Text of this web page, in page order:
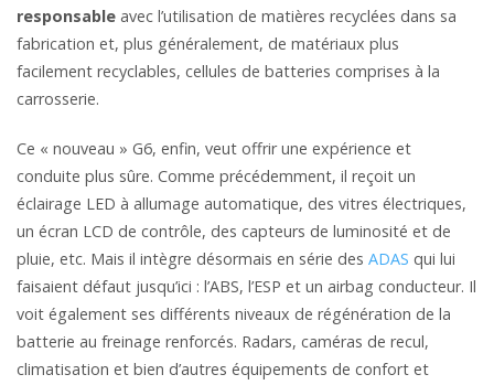
responsable avec l’utilisation de matières recyclées dans sa
fabrication et, plus généralement, de matériaux plus
facilement recyclables, cellules de batteries comprises à la
carrosserie.
Ce « nouveau » G6, enfin, veut offrir une expérience et
conduite plus sûre. Comme précédemment, il reçoit un
éclairage LED à allumage automatique, des vitres électriques,
un écran LCD de contrôle, des capteurs de luminosité et de
pluie, etc. Mais il intègre désormais en série des ADAS qui lui
faisaient défaut jusqu’ici : l’ABS, l’ESP et un airbag conducteur. Il
voit également ses différents niveaux de régénération de la
batterie au freinage renforcés. Radars, caméras de recul,
climatisation et bien d’autres équipements de confort et